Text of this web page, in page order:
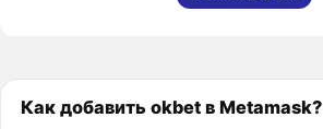
Как добавить okbet в Metamask?